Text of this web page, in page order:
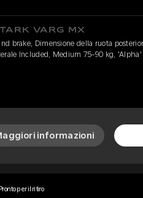
VARG MX
brake, Dimensione della ruota
Included, Medium 75-90 kg, 'Alpha'
informazioni
Pronto per il ritiro